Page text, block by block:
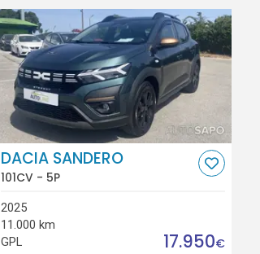
DACIA SANDERO
101CV - 5P
2025
11.000 km
GPL
17.950€